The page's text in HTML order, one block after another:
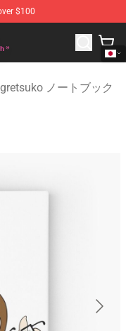
$100
Merchandise
ノートブック